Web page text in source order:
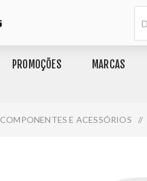
PROMOÇÕES MARCAS
COMPONENTES E ACESSÓRIOS /